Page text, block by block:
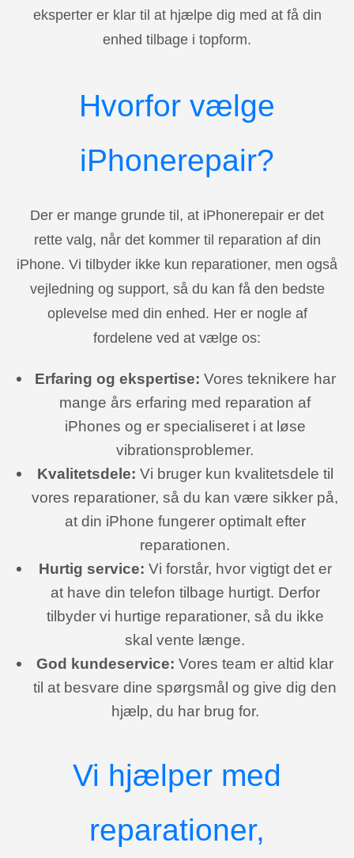
eksperter er klar til at hjælpe dig med at få din
enhed tilbage i topform.
Hvorfor vælge
iPhonerepair?
Der er mange grunde til, at iPhonerepair er det
rette valg, når det kommer til reparation af din
iPhone. Vi tilbyder ikke kun reparationer, men også
vejledning og support, så du kan få den bedste
oplevelse med din enhed. Her er nogle af
fordelene ved at vælge os:
Erfaring og ekspertise: Vores teknikere har
mange års erfaring med reparation af
iPhones og er specialiseret i at løse
vibrationsproblemer.
Kvalitetsdele: Vi bruger kun kvalitetsdele til
vores reparationer, så du kan være sikker på,
at din iPhone fungerer optimalt efter
reparationen.
Hurtig service: Vi forstår, hvor vigtigt det er
at have din telefon tilbage hurtigt. Derfor
tilbyder vi hurtige reparationer, så du ikke
skal vente længe.
God kundeservice: Vores team er altid klar
til at besvare dine spørgsmål og give dig den
hjælp, du har brug for.
Vi hjælper med
reparationer,